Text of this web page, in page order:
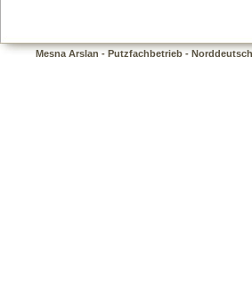
Mesna Arslan - Putzfachbetrieb -